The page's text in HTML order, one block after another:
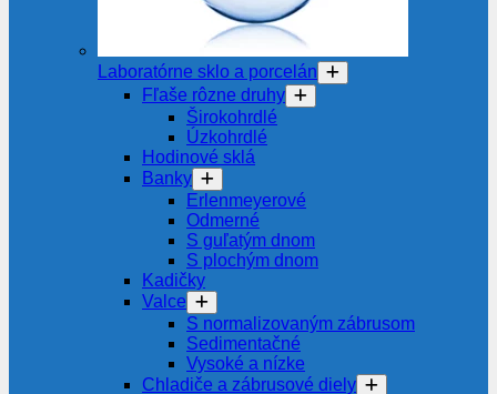
Laboratórne sklo a porcelán
Fľaše rôzne druhy
Širokohrdlé
Úzkohrdlé
Hodinové sklá
Banky
Erlenmeyerové
Odmerné
S guľatým dnom
S plochým dnom
Kadičky
Valce
S normalizovaným zábrusom
Sedimentačné
Vysoké a nízke
Chladiče a zábrusové diely